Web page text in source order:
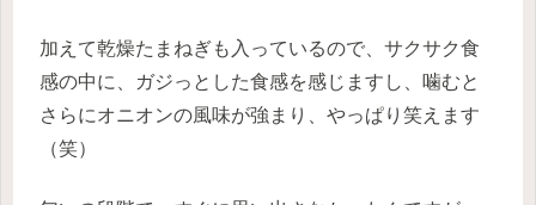
加えて乾燥たまねぎも入っているので、サクサク食
感の中に、ガジっとした食感を感じますし、噛むと
さらにオニオンの風味が強まり、やっぱり笑えます
（笑）